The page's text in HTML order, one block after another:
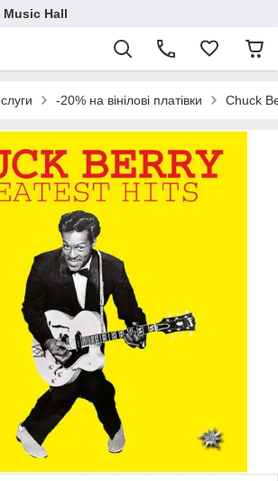
Music Hall
-20% на вінілові платівки Chuck